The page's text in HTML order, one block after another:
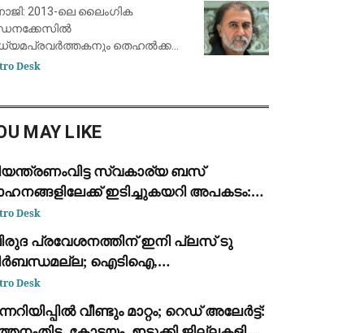
വിധി
2013-ലെ ലൈംഗിക
തെഹൽക്ക
എഡിറ്റർ ഇൻ ചീഫുമായ തരുൺ
Desk
MAY LIKE
സ്വകാര്യ ബസ്
ഇടിച്ചുകയറി അപകടം:
മരണം, എട്ട് പേർക്ക് പരിക്ക്
Desk
പ്രവേശനത്തിന് ഇനി പ്ലസ് ടു
ഐടിഐ,
അവസരം നൽകി
വിദ്യാഭ്യാസ വകുപ്പ് ഉത്തരവിറക്കി
Desk
വീണ്ടും മാറ്റം; റെഡ് അലേർട്ട്: